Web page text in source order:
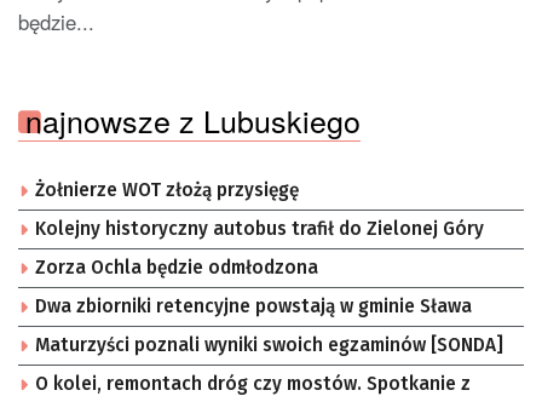
będzie...
najnowsze z Lubuskiego
Żołnierze WOT złożą przysięgę
Kolejny historyczny autobus trafił do Zielonej Góry
Zorza Ochla będzie odmłodzona
Dwa zbiorniki retencyjne powstają w gminie Sława
Maturzyści poznali wyniki swoich egzaminów [SONDA]
O kolei, remontach dróg czy mostów. Spotkanie z